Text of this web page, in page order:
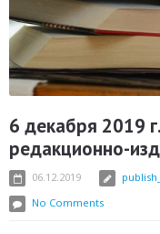
6 декабря 2019
редакционно-
06.12.2019
No Comments